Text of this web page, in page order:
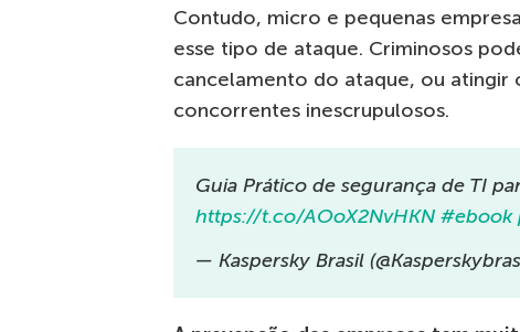
Contudo, micro e pequenas
esse tipo de ataque. Criminosos
cancelamento do ataque, ou
concorrentes inescrupulosos.
Guia Prático de segurança de TI
https://t.co/AOoX2NvHKN #ebook
— Kaspersky Brasil